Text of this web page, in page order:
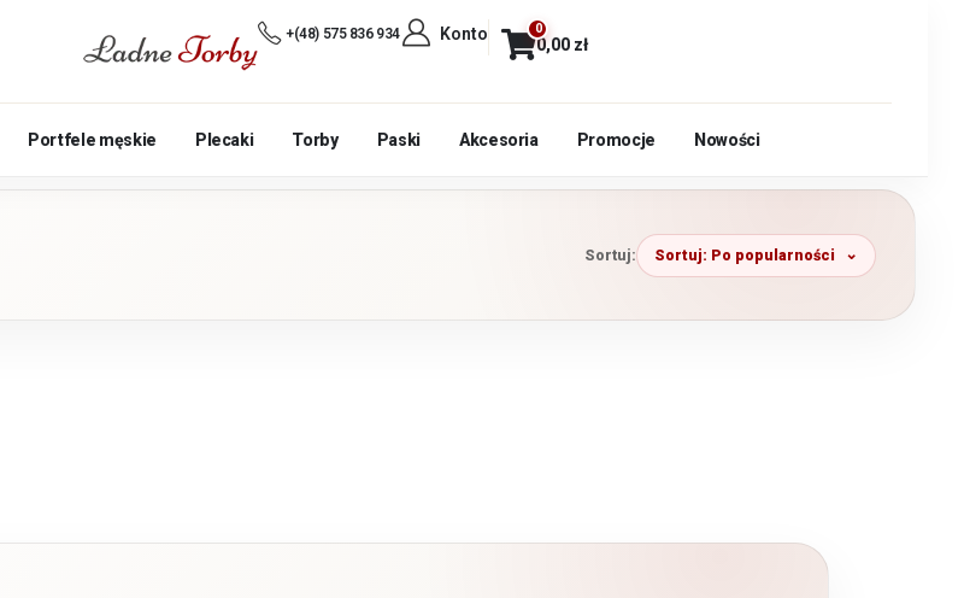
+(48) 575 836 934 Konto 0
0,00 zł
Portfele męskie Plecaki Torby Paski Akcesoria Promocje Nowości
Sortuj: Sortuj: Po popularności